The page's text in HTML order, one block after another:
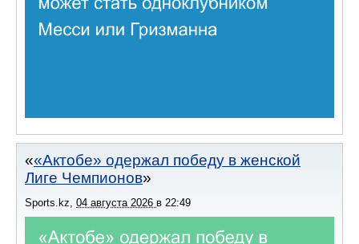
«Актобе» одержал победу в женской
Лиге Чемпионов
Sports.kz 04 августа 2026 в 22:49